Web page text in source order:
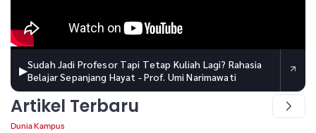
▶Sudah Jadi Profesor Tapi Tetap Kuliah Lagi? Rahasia
Belajar Sepanjang Hayat - Prof. Umi Narimawati
Artikel Terbaru
Dunia Kampus